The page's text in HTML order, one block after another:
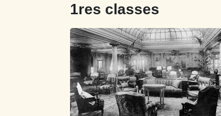
1res classes